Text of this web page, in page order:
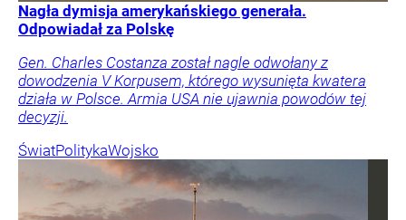
Nagła dymisja amerykańskiego generała.
Odpowiadał za Polskę
Gen. Charles Costanza został nagle odwołany z
dowodzenia V Korpusem, którego wysunięta kwatera
działa w Polsce. Armia USA nie ujawnia powodów tej
decyzji.
ŚwiatPolitykaWojsko